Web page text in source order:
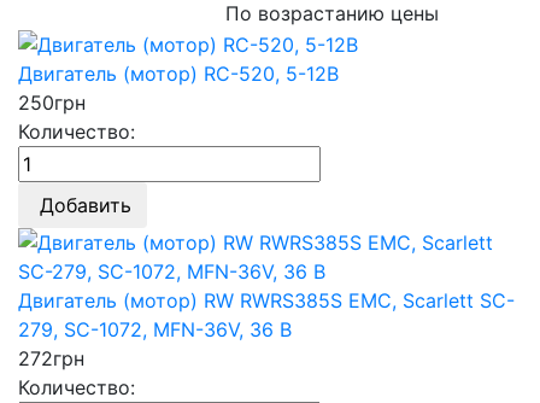
По возрастанию цены
Двигатель (мотор) RC-520, 5-12В
250грн
Количество:
Добавить
Двигатель (мотор) RW RWRS385S EMC, Scarlett SC-
279, SC-1072, MFN-36V, 36 В
272грн
Количество: